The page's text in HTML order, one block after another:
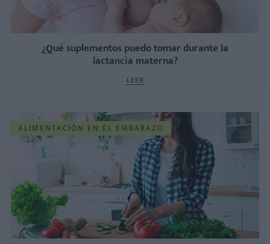
¿Qué suplementos puedo tomar durante la
lactancia materna?
LEER
ALIMENTACIÓN EN EL EMBARAZO